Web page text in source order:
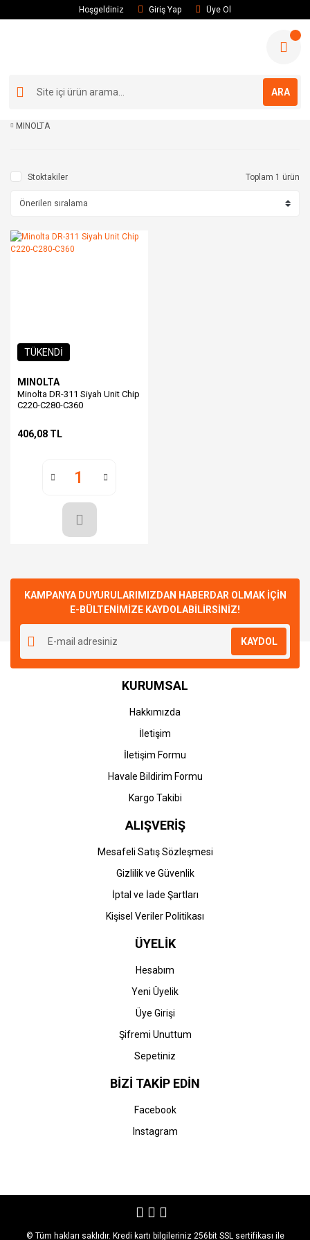
Hoşgeldiniz Giriş Yap Üye Ol
ARA
MINOLTA
Stoktakiler Toplam 1 ürün
TÜKENDİ
MINOLTA
Minolta DR-311 Siyah Unit Chip
C220-C280-C360
406,08 TL
KAMPANYA DUYURULARIMIZDAN HABERDAR OLMAK İÇİN
E-BÜLTENİMİZE KAYDOLABİLİRSİNİZ!
KAYDOL
KURUMSAL
Hakkımızda
İletişim
İletişim Formu
Havale Bildirim Formu
Kargo Takibi
ALIŞVERİŞ
Mesafeli Satış Sözleşmesi
Gizlilik ve Güvenlik
İptal ve İade Şartları
Kişisel Veriler Politikası
ÜYELİK
Hesabım
Yeni Üyelik
Üye Girişi
Şifremi Unuttum
Sepetiniz
BİZİ TAKİP EDİN
Facebook
Instagram
© Tüm hakları saklıdır. Kredi kartı bilgileriniz 256bit SSL sertifikası ile